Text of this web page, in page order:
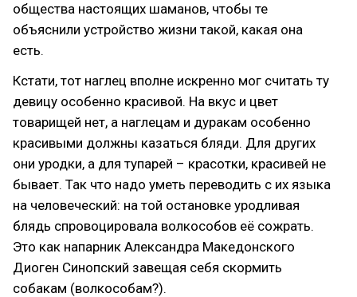
общества настоящих шаманов, чтобы те
объяснили устройство жизни такой, какая она
есть.
Кстати, тот наглец вполне искренно мог считать ту
девицу особенно красивой. На вкус и цвет
товарищей нет, а наглецам и дуракам особенно
красивыми должны казаться бляди. Для других
они уродки, а для тупарей – красотки, красивей не
бывает. Так что надо уметь переводить с их языка
на человеческий: на той остановке уродливая
блядь спровоцировала волкособов её сожрать.
Это как напарник Александра Македонского
Диоген Синопский завещая себя скормить
собакам (волкособам?).